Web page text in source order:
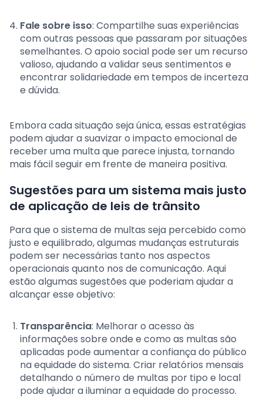
Fale sobre isso: Compartilhe suas experiências
com outras pessoas que passaram por situações
semelhantes. O apoio social pode ser um recurso
valioso, ajudando a validar seus sentimentos e
encontrar solidariedade em tempos de incerteza
e dúvida.
Embora cada situação seja única, essas estratégias
podem ajudar a suavizar o impacto emocional de
receber uma multa que parece injusta, tornando
mais fácil seguir em frente de maneira positiva.
Sugestões para um sistema mais justo
de aplicação de leis de trânsito
Para que o sistema de multas seja percebido como
justo e equilibrado, algumas mudanças estruturais
podem ser necessárias tanto nos aspectos
operacionais quanto nos de comunicação. Aqui
estão algumas sugestões que poderiam ajudar a
alcançar esse objetivo:
Transparência: Melhorar o acesso às
informações sobre onde e como as multas são
aplicadas pode aumentar a confiança do público
na equidade do sistema. Criar relatórios mensais
detalhando o número de multas por tipo e local
pode ajudar a iluminar a equidade do processo.